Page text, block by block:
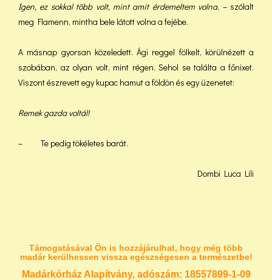
Igen, ez sokkal több volt, mint amit érdemeltem volna. – szólalt
meg Flamenn, mintha bele látott volna a fejébe.
A másnap gyorsan közeledett. Ági reggel fölkelt, körülnézett a
szobában, az olyan volt, mint régen. Sehol se találta a főnixet.
Viszont észrevett egy kupac hamut a földön és egy üzenetet:
Remek gazda voltál!
– Te pedig tökéletes barát.
Dombi Luca Lili
Támogatásával Ön is hozzájárulhat, hogy még több
madár kerülhessen vissza egészségesen a természetbe!
Madárkórház Alapítvány, adószám: 18557899-1-09